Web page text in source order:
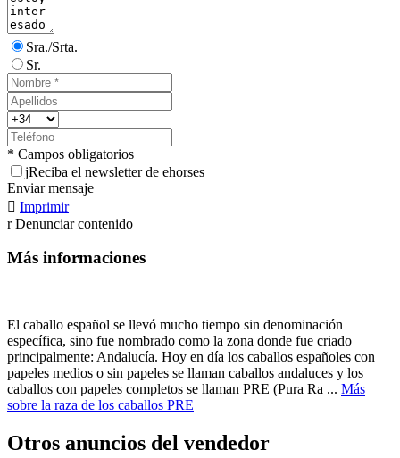
Sra./Srta.
Sr.
* Campos obligatorios
jReciba el newsletter de ehorses
Enviar mensaje
 Imprimir
r Denunciar contenido
Más informaciones
El caballo español se llevó mucho tiempo sin denominación
específica, sino fue nombrado como la zona donde fue criado
principalmente: Andalucía. Hoy en día los caballos españoles con
papeles medios o sin papeles se llaman caballos andaluces y los
caballos con papeles completos se llaman PRE (Pura Ra ... Más
sobre la raza de los caballos PRE
Otros anuncios del vendedor